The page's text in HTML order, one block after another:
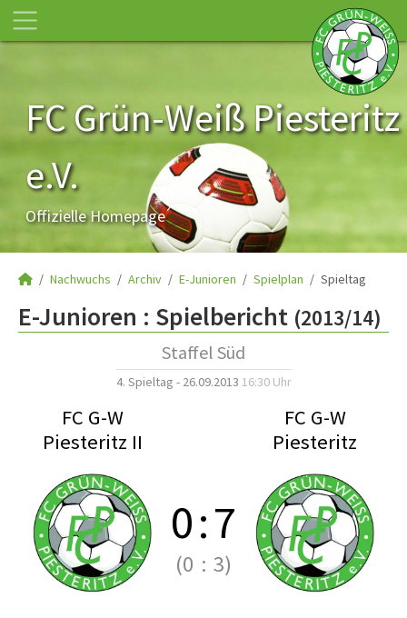
FC Grün-Weiß Piesteritz
e.V.
Offizielle Homepage
Nachwuchs Archiv E-Junioren Spielplan Spieltag
E-Junioren : Spielbericht (2013/14)
Staffel Süd
4. Spieltag - 26.09.2013 16:30 Uhr
FC G-W
Piesteritz II
FC G-W
Piesteritz
0:7
(0 : 3)